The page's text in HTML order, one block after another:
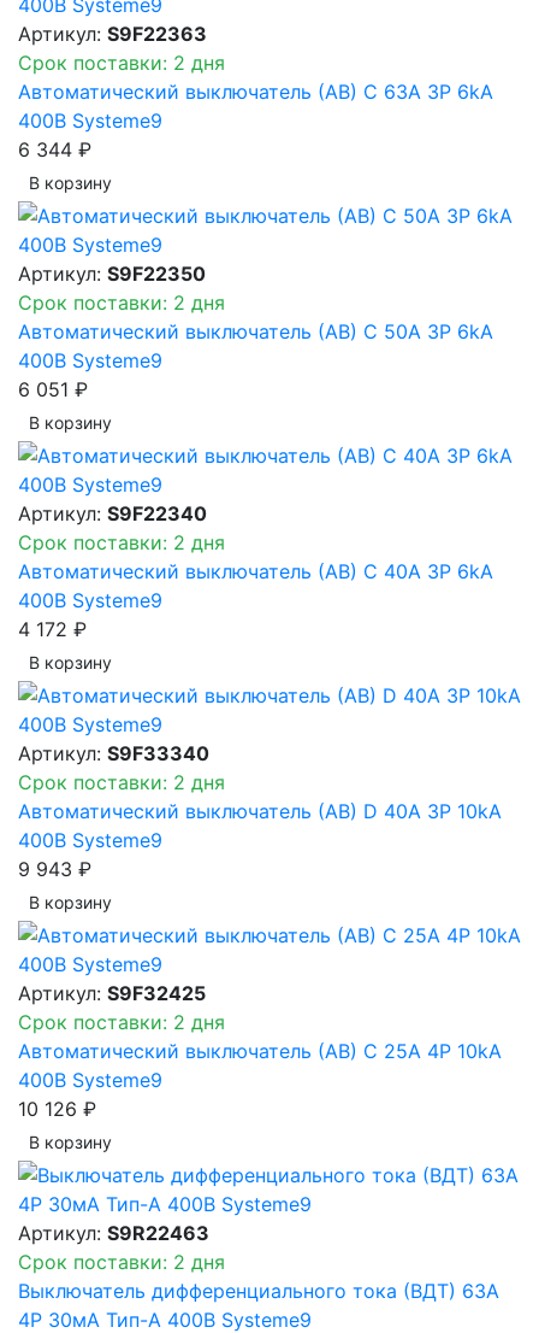
Артикул: S9F22363
Срок поставки: 2 дня
Автоматический выключатель (АВ) C 63A 3P 6kA
400В Systeme9
6 344 ₽
В корзинy
Артикул: S9F22350
Срок поставки: 2 дня
Автоматический выключатель (АВ) C 50A 3P 6kA
400В Systeme9
6 051 ₽
В корзинy
Артикул: S9F22340
Срок поставки: 2 дня
Автоматический выключатель (АВ) C 40A 3P 6kA
400В Systeme9
4 172 ₽
В корзинy
Артикул: S9F33340
Срок поставки: 2 дня
Автоматический выключатель (АВ) D 40A 3P 10kA
400В Systeme9
9 943 ₽
В корзинy
Артикул: S9F32425
Срок поставки: 2 дня
Автоматический выключатель (АВ) C 25A 4P 10kA
400В Systeme9
10 126 ₽
В корзинy
Артикул: S9R22463
Срок поставки: 2 дня
Выключатель дифференциального тока (ВДТ) 63A
4P 30мА Тип-A 400В Systeme9